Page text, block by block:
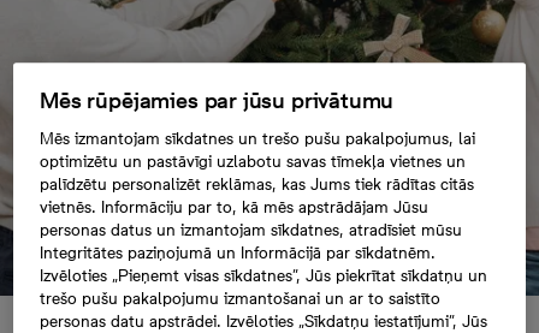
Mēs rūpējamies par jūsu privātumu
Mēs izmantojam sīkdatnes un trešo pušu pakalpojumus, lai
optimizētu un pastāvīgi uzlabotu savas tīmekļa vietnes un
palīdzētu personalizēt reklāmas, kas Jums tiek rādītas citās
vietnēs. Informāciju par to, kā mēs apstrādājam Jūsu
personas datus un izmantojam sīkdatnes, atradīsiet mūsu
Integritātes paziņojumā un Informācijā par sīkdatnēm.
Izvēloties „Pieņemt visas sīkdatnes”, Jūs piekrītat sīkdatņu un
trešo pušu pakalpojumu izmantošanai un ar to saistīto
personas datu apstrādei. Izvēloties „Sīkdatņu iestatījumi”, Jūs